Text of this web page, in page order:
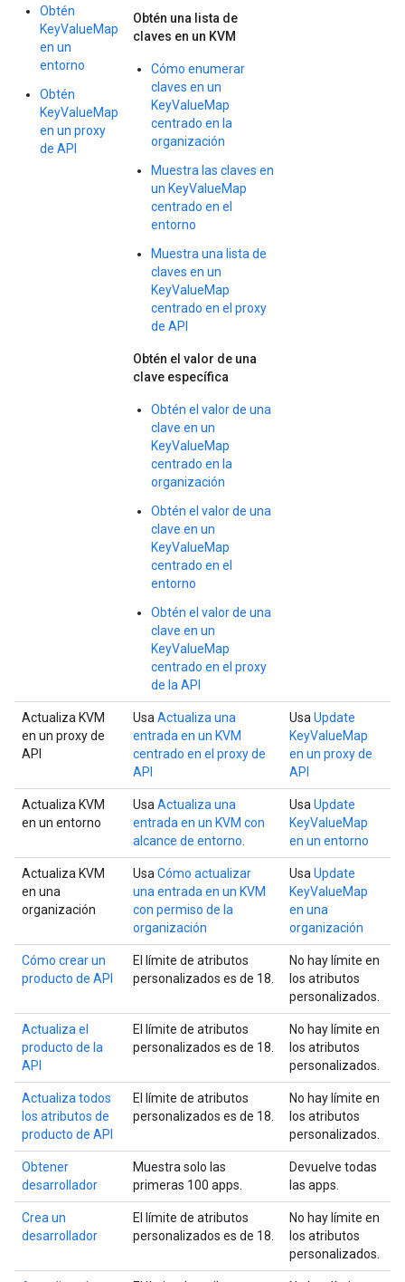
Obtén
KeyValueMap
en un
entorno
Obtén
KeyValueMap
en un proxy
de API
Obtén una lista de
claves en un KVM
Cómo enumerar
claves en un
KeyValueMap
centrado en la
organización
Muestra las claves en
un KeyValueMap
centrado en el
entorno
Muestra una lista de
claves en un
KeyValueMap
centrado en el proxy
de API
Obtén el valor de una
clave específica
Obtén el valor de una
clave en un
KeyValueMap
centrado en la
organización
Obtén el valor de una
clave en un
KeyValueMap
centrado en el
entorno
Obtén el valor de una
clave en un
KeyValueMap
centrado en el proxy
de la API
Actualiza KVM
en un proxy de
API
Usa Actualiza una
entrada en un KVM
centrado en el proxy de
API
Usa Update
KeyValueMap
en un proxy de
API
Actualiza KVM
en un entorno
Usa Actualiza una
entrada en un KVM con
alcance de entorno
Usa Update
KeyValueMap
en un entorno
Actualiza KVM
en una
organización
Usa Cómo actualizar
una entrada en un KVM
con permiso de la
organización
Usa Update
KeyValueMap
en una
organización
Cómo crear un
producto de API
El límite de atributos
personalizados es de 18.
No hay límite en
los atributos
personalizados.
Actualiza el
producto de la
API
El límite de atributos
personalizados es de 18.
No hay límite en
los atributos
personalizados.
Actualiza todos
los atributos de
producto de API
El límite de atributos
personalizados es de 18.
No hay límite en
los atributos
personalizados.
Obtener
desarrollador
Muestra solo las
primeras 100 apps.
Devuelve todas
las apps.
Crea un
desarrollador
El límite de atributos
personalizados es de 18.
No hay límite en
los atributos
personalizados.